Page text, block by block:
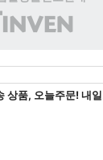
(주)
인